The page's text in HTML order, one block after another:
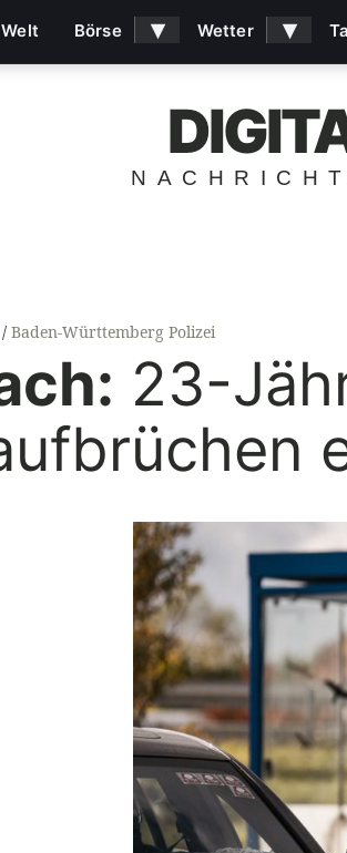
Baden-Württemberg Polizei
23-
Börse ▾ Wetter ▾